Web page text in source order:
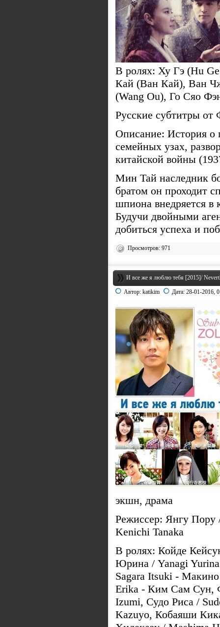
В ролях: Ху Гэ (Hu
Кай (Ван Кай), Ван
(Wang Ou), Го Сяо
Русские субтитры
Описание: История о
семейных узах,
китайской войны
Мин Тай наследник
братом он проходит
шпиона внедряется
Будучи двойными
добиться успеха и
Просмотров: 971
И все же я люблю тебя [2015]/
Автор: katikim Дата: 28-01-2016,
экшн, драма
Режиссер: Янгу Пору
Kenichi Tanaka
В ролях: Койде
Юрина / Yanagi
Sagara Itsuki -
Erika - Ким Сам Сун,
Izumi, Судо Риса /
Kazuyo, Кобаяши